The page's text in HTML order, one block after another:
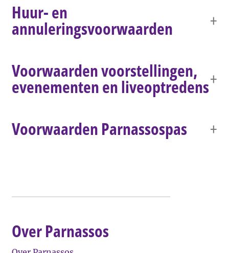
Over Parnassos
Huur- en
annuleringsvoorwaarden
Voorwaarden voorstellingen,
evenementen en liveoptredens
Voorwaarden Parnassospas